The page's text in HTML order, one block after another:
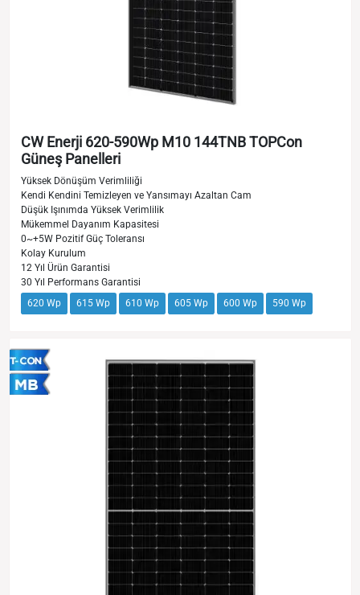
CW Enerji 620-590Wp M10 144TNB TOPCon
Güneş Panelleri
Yüksek Dönüşüm Verimliliği
Kendi Kendini Temizleyen ve Yansımayı Azaltan Cam
Düşük Işınımda Yüksek Verimlilik
Mükemmel Dayanım Kapasitesi
0~+5W Pozitif Güç Toleransı
Kolay Kurulum
12 Yıl Ürün Garantisi
30 Yıl Performans Garantisi
620 Wp
615 Wp 610 Wp 605 Wp 600 Wp 590 Wp